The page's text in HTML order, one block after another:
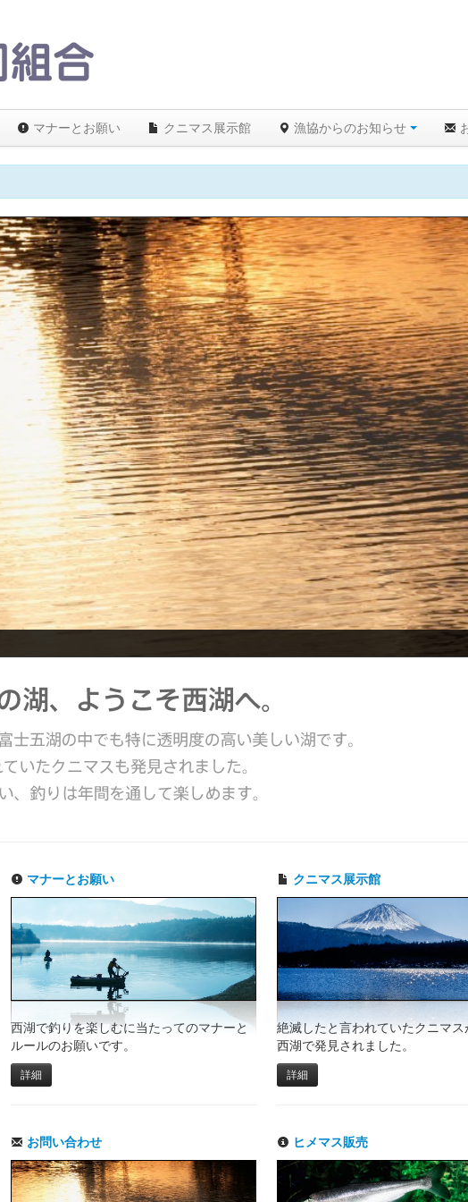
マナーとお願い クニマス展示館 漁協からのお知らせ
22℃ 【水温】26℃
マナーとお願い
西湖で釣りを楽しむに当たってのマナーと
ルールのお願いです。
詳細
クニマス展示館
絶滅したと言われていたクニマ
西湖で発見されました。
詳細
お問い合わせ ヒメマス販売